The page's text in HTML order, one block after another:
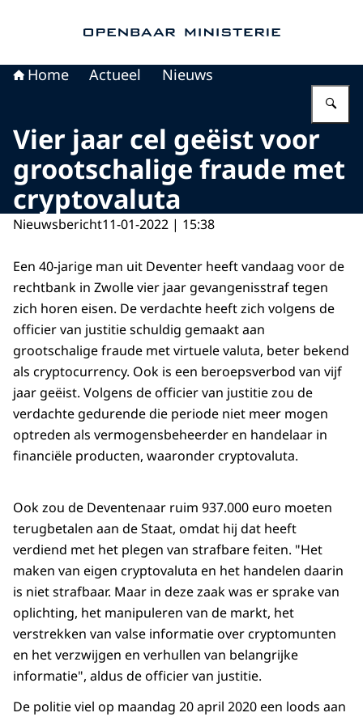
Home Actueel Nieuws
Vier jaar cel geëist voor
grootschalige fraude met
cryptovaluta
Nieuwsbericht11-01-2022 | 15:38
Een 40-jarige man uit Deventer heeft vandaag voor de
rechtbank in Zwolle vier jaar gevangenisstraf tegen
zich horen eisen. De verdachte heeft zich volgens de
officier van justitie schuldig gemaakt aan
grootschalige fraude met virtuele valuta, beter bekend
als cryptocurrency. Ook is een beroepsverbod van vijf
jaar geëist. Volgens de officier van justitie zou de
verdachte gedurende die periode niet meer mogen
optreden als vermogensbeheerder en handelaar in
financiële producten, waaronder cryptovaluta.
Ook zou de Deventenaar ruim 937.000 euro moeten
terugbetalen aan de Staat, omdat hij dat heeft
verdiend met het plegen van strafbare feiten. "Het
maken van eigen cryptovaluta en het handelen daarin
is niet strafbaar. Maar in deze zaak was er sprake van
oplichting, het manipuleren van de markt, het
verstrekken van valse informatie over cryptomunten
en het verzwijgen en verhullen van belangrijke
informatie", aldus de officier van justitie.
De politie viel op maandag 20 april 2020 een loods aan